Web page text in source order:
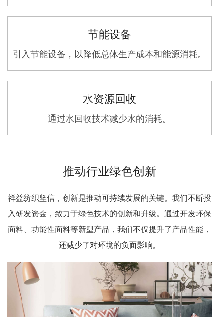
节能设备
引入节能设备，以降低总体生产成本和能源消耗。
水资源回收
通过水回收技术减少水的消耗。
推动行业绿色创新
祥益纺织坚信，创新是推动可持续发展的关键。我们不断投
入研发资金，致力于绿色技术的创新和升级。通过开发环保
面料、功能性面料等新型产品，我们不仅提升了产品性能，
还减少了对环境的负面影响。